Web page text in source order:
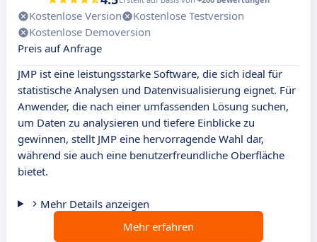
Kostenlose Version
Kostenlose Testversion
Kostenlose Demoversion
Preis auf Anfrage
JMP ist eine leistungsstarke Software, die sich ideal für
statistische Analysen und Datenvisualisierung eignet. Für
Anwender, die nach einer umfassenden Lösung suchen,
um Daten zu analysieren und tiefere Einblicke zu
gewinnen, stellt JMP eine hervorragende Wahl dar,
während sie auch eine benutzerfreundliche Oberfläche
bietet.
Mehr Details anzeigen
Mehr erfahren